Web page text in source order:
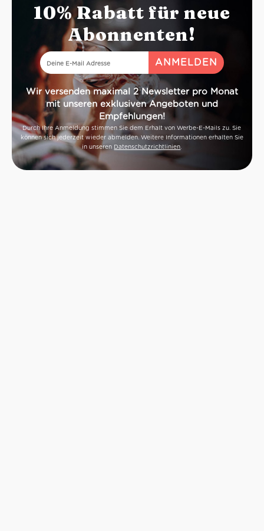
10% Rabatt für neue
Abonnenten!
Wir versenden maximal 2 Newsletter pro Monat
mit unseren exklusiven Angeboten und
Empfehlungen!
Durch Ihre Anmeldung stimmen Sie dem Erhalt von Werbe-E-Mails zu. Sie
können sich jederzeit wieder abmelden. Weitere Informationen erhalten Sie
in unseren Datenschutzrichtlinien